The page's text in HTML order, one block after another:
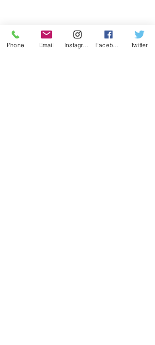
Rich Candle（リッチキャンドル）
〒174-0072東京都板橋区南常盤台2-5-14ホー
Phone Email Twitter